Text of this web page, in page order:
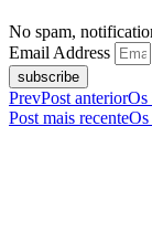
No spam,
Email Address
subscribe
PrevPost anteriorOs
Post mais recenteOs